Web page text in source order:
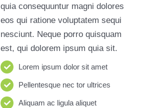
quia consequuntur magni dolores
eos qui ratione voluptatem sequi
nesciunt. Neque porro quisquam
est, qui dolorem ipsum quia sit.
Lorem ipsum dolor sit amet
Pellentesque nec tor ultrices
Aliquam ac ligula aliquet